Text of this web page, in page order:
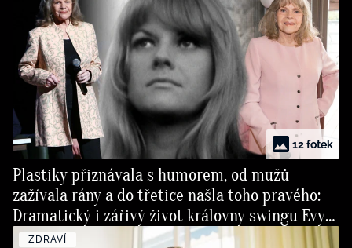
12 fotek
Plastiky přiznávala s humorem, od mužů
zažívala rány a do třetice našla toho pravého:
Dramatický i zářivý život královny swingu Evy
Pilarové
ZDRAVÍ